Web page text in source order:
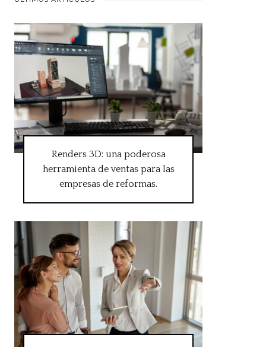
Renders 3D: una poderosa
herramienta de ventas para las
empresas de reformas.